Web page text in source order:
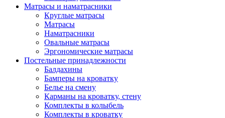
Матрасы и наматрасники
Круглые матрасы
Матрасы
Наматрасники
Овальные матрасы
Эргономические матрасы
Постельные принадлежности
Балдахины
Бамперы на кроватку
Белье на смену
Карманы на кроватку, стену
Комплекты в колыбель
Комплекты в кроватку